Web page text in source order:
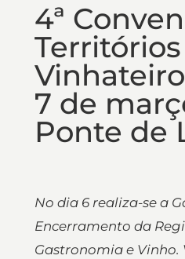
4ª
Territórios
7 de
Ponte de
No dia 6 realiza-se a
Encerramento da
Gastronomia e Vinho.